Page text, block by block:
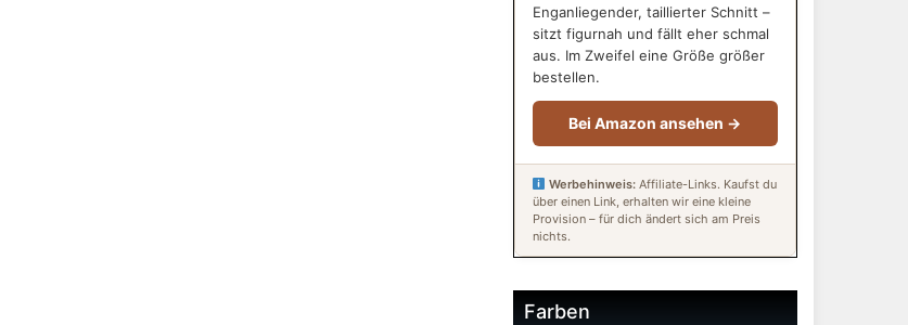
Enganliegender, taillierter Schnitt –
sitzt figurnah und fällt eher schmal
aus. Im Zweifel eine Größe größer
bestellen.
Bei Amazon ansehen →
Werbehinweis: Affiliate-Links. Kaufst du
über einen Link, erhalten wir eine kleine
Provision – für dich ändert sich am Preis
nichts.
Farben